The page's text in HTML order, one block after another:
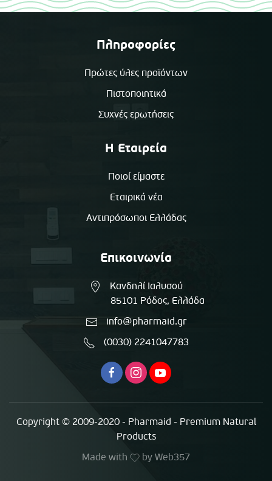
Πληροφορίες
Πρώτες ύλες προϊόντων
Πιστοποιητικά
Συχνές ερωτήσεις
Η Εταιρεία
Ποιοί είμαστε
Εταιρικά νέα
Αντιπρόσωποι Ελλάδας
Επικοινωνία
Κανδηλί Ιαλυσού
85101 Ρόδος, Ελλάδα
info@pharmaid.gr
(0030) 2241047783
Copyright © 2009-2020 - Pharmaid - Premium Natural
Products
Made with
by Web357